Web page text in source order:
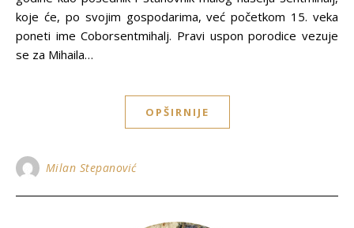
koje će, po svojim gospodarima, već početkom 15. veka
poneti ime Coborsentmihalj. Pravi uspon porodice vezuje
se za Mihaila…
OPŠIRNIJE
Milan Stepanović